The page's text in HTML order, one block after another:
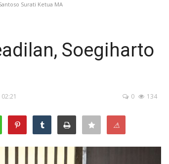
Surati Ketua MA
Soegiharto
0 134
⚠